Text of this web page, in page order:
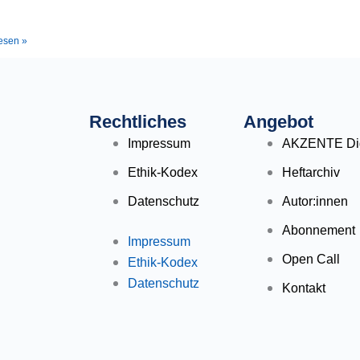
»
Rechtliches
Impressum
Ethik-Kodex
Datenschutz
Impressum
Ethik-Kodex
Datenschutz
Angebot
AKZENTE
Heftarchiv
Autor:innen
Abonnement
Open Call
Kontakt